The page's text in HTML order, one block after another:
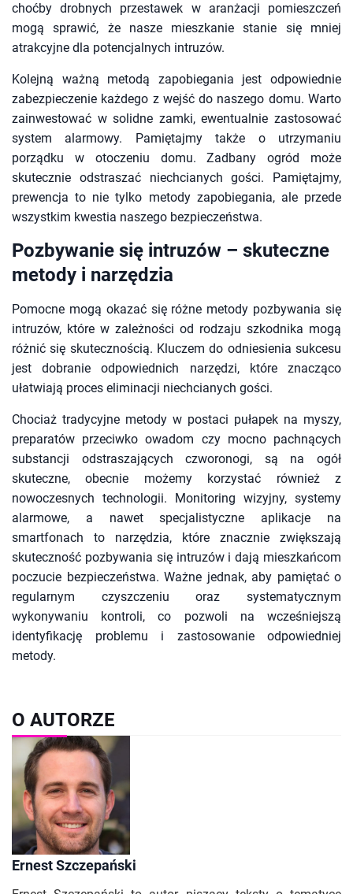
choćby drobnych przestawek w aranżacji pomieszczeń
mogą sprawić, że nasze mieszkanie stanie się mniej
atrakcyjne dla potencjalnych intruzów.
Kolejną ważną metodą zapobiegania jest odpowiednie
zabezpieczenie każdego z wejść do naszego domu. Warto
zainwestować w solidne zamki, ewentualnie zastosować
system alarmowy. Pamiętajmy także o utrzymaniu
porządku w otoczeniu domu. Zadbany ogród może
skutecznie odstraszać niechcianych gości. Pamiętajmy,
prewencja to nie tylko metody zapobiegania, ale przede
wszystkim kwestia naszego bezpieczeństwa.
Pozbywanie się intruzów – skuteczne
metody i narzędzia
Pomocne mogą okazać się różne metody pozbywania się
intruzów, które w zależności od rodzaju szkodnika mogą
różnić się skutecznością. Kluczem do odniesienia sukcesu
jest dobranie odpowiednich narzędzi, które znacząco
ułatwiają proces eliminacji niechcianych gości.
Chociaż tradycyjne metody w postaci pułapek na myszy,
preparatów przeciwko owadom czy mocno pachnących
substancji odstraszających czworonogi, są na ogół
skuteczne, obecnie możemy korzystać również z
nowoczesnych technologii. Monitoring wizyjny, systemy
alarmowe, a nawet specjalistyczne aplikacje na
smartfonach to narzędzia, które znacznie zwiększają
skuteczność pozbywania się intruzów i dają mieszkańcom
poczucie bezpieczeństwa. Ważne jednak, aby pamiętać o
regularnym czyszczeniu oraz systematycznym
wykonywaniu kontroli, co pozwoli na wcześniejszą
identyfikację problemu i zastosowanie odpowiedniej
metody.
O AUTORZE
Ernest Szczepański